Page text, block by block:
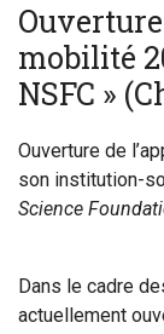
mobilité
NSFC »
Ouverture de
son institution-
Science
Dans le cadre
actuellement